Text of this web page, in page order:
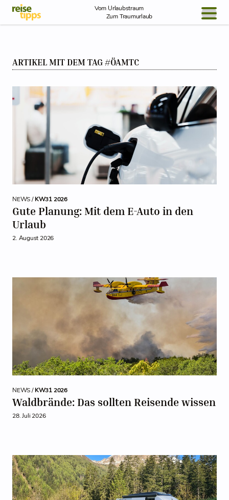
Skip to Content
Vom Urlaubstraum
Zum Traumurlaub
NEWS
ARTIKEL MIT DEM TAG #ÖAMTC
NEWS /KW31 2026
Gute Planung: Mit dem E-Auto in den
Urlaub
2. August 2026
NEWS /KW31 2026
Waldbrände: Das sollten Reisende wissen
28. Juli 2026